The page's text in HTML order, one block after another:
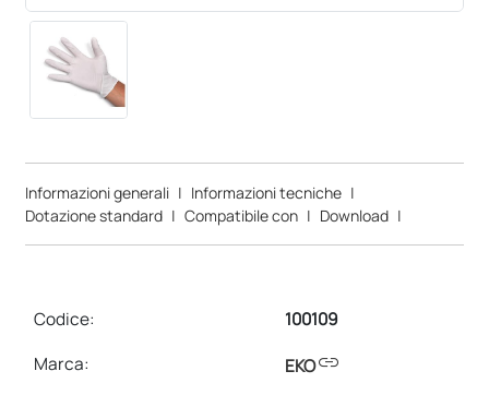
Informazioni generali | Informazioni tecniche |
Dotazione standard | Compatibile con | Download |
Codice:
100109
Marca:
EKOlink